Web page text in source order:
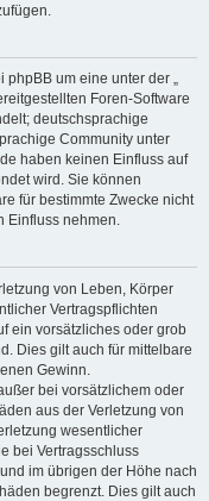
um eine unter der „
Foren-Software
deutschsprachige
Community unter
haben keinen Einfluss auf
wird. Sie können
für bestimmte Zwecke nicht
Einfluss nehmen.
von Leben, Körper
Vertragspflichten
ein vorsätzliches oder grob
Dies gilt auch für mittelbare
Gewinn.
bei vorsätzlichem oder
aus der Verletzung von
wesentlicher
bei Vertragsschluss
im übrigen der Höhe nach
begrenzt. Dies gilt auch